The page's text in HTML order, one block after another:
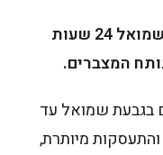
החלפת מצבר עד הבית בגבעת שמואל 24 שעות
המצברים.
בגבעת שמואל עד
מיותרת,